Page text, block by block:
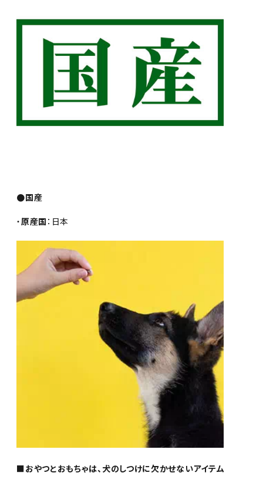
●国産
・原産国 ：日本
■おやつとおもちゃは、犬のしつけに欠かせないアイテム